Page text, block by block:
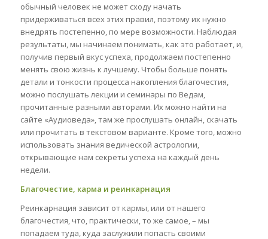
обычный человек не может сходу начать
придерживаться всех этих правил, поэтому их нужно
внедрять постепенно, по мере возможности. Наблюдая
результаты, мы начинаем понимать, как это работает, и,
получив первый вкус успеха, продолжаем постепенно
менять свою жизнь к лучшему. Чтобы больше понять
детали и тонкости процесса накопления благочестия,
можно послушать лекции и семинары по Ведам,
прочитанные разными авторами. Их можно найти на
сайте «Аудиоведа», там же прослушать онлайн, скачать
или прочитать в текстовом варианте. Кроме того, можно
использовать знания ведической астрологии,
открывающие нам секреты успеха на каждый день
недели.
Благочестие, карма и реинкарнация
Реинкарнация зависит от кармы, или от нашего
благочестия, что, практически, то же самое, – мы
попадаем туда, куда заслужили попасть своими